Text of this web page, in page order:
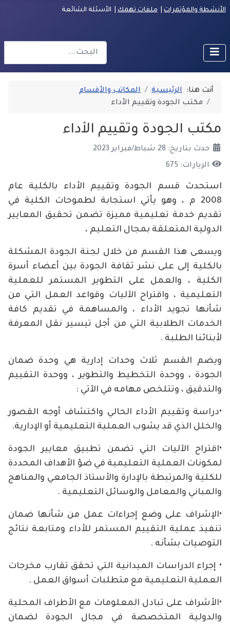
الأنشطة والمؤتمرات ملفات تهمك | الأسئلة الشائعة
أنت هنا: الرئيسية
المكاتب والأقسام
مكتب الجودة وتقييم الأداء
مكتب الجودة وتقييم الأداء
حدث بتاريخ: 28 شباط/فبراير 2023
الزيارات: 675
استحدث قسم الجودة وتقييم الأداء بالكلية عام
2008 م ، وهو يأتي استجابة لطموحات الكلية في
تقديم خدمة تعليمية مميزة تضمن تحقيق المعايير
الدولية المتعلقة بمجال التعليم ،
ويسعى هذا القسم من خلال لجنة الجودة المشكلة
بالكلية إلى على نشر ثقافة الجودة بين أعضاء أسرة
الكلية ، والعمل على التطوير المستمر للعملية
التعليمية ، واقتراح الآليات وقواعد العمل التي من
شأنها تجويد الأداء ، والمساهمة في تقديم كافة
الخدمات الطلابية التي من أجل تيسير نقل المعرفة
لأبنائنا الطلبة .
ويضم القسم ثلاث وحدات إدارية هي وحدة ضمان
الجودة ، ووحدة التخطيط والتطوير ، ووحدة التقييم
والتدقيق ، وتتلخص مهامه في الآتي :
•دراسة وتقييم الأداء الحالي واكتشاف أوجه القصور
والخلل الذي قد يشوب العملية التعليمية أو الإدارية.
•اقتراح الآليات التي تضمن تطبيق معايير الجودة
لمكونات العملية التعليمية في ضؤ الأهداف المحددة
للكلية والمرتبطة بالإدارة والأستاذ الجامعي والمناهج
والمباني والمعامل والوسائل التعليمية .
•الإشراف على وضع إجراءات عمل من شأنها ضمان
تنفيذ عملية التقييم المستمر للأداء ومتابعة نتائج
التوصيات بشأنه .
• إجراء الدراسات الميدانية التي تحقق تقارب مخرجات
العملية التعليمية مع متطلبات أسواق العمل .
•الأشراف على تبادل المعلومات مع الأطراف المحلية
والدولية المتخصصة في مجال الجودة لضمان